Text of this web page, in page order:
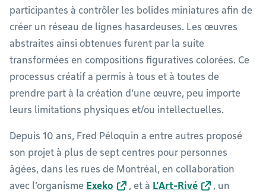
participantes à contrôler les bolides miniatures afin de
créer un réseau de lignes hasardeuses. Les œuvres
abstraites ainsi obtenues furent par la suite
transformées en compositions figuratives colorées. Ce
processus créatif a permis à tous et à toutes de
prendre part à la création d’une œuvre, peu importe
leurs limitations physiques et/ou intellectuelles.
Depuis 10 ans, Fred Péloquin a entre autres proposé
son projet à plus de sept centres pour personnes
âgées, dans les rues de Montréal, en collaboration
avec l’organisme Exeko , et à L’Art-Rivé
, un